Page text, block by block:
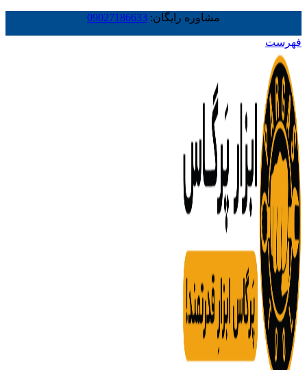
مشاوره رایگان: 09027186633
فهرست